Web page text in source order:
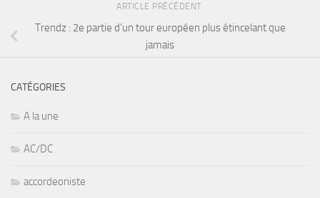
ARTICLE PRÉCÉDENT
Trendz : 2e partie d’un tour européen plus étincelant que
jamais
CATÉGORIES
A la une
AC/DC
accordeoniste